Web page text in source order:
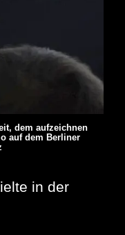
dem aufzeichnen
auf dem Berliner
in der